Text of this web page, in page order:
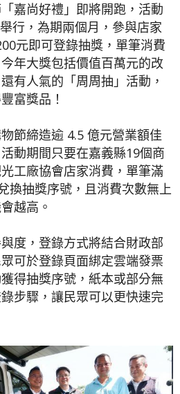
嘉尚好禮」即將開跑，活動
行，為期兩個月，參與店家
元即可登錄抽獎，單筆消費
年大獎包括價值百萬元的改
有人氣的「周周抽」活動，
富獎品！
節締造逾 4.5 億元營業額佳
動期間只要在嘉義縣19個商
工廠協會店家消費，單筆滿
換抽獎序號，且消費次數無上
越高。
度，登錄方式將結合財政部
可於登錄頁面綁定雲端發票
得抽獎序號，紙本或部分無
步驟，讓民眾可以更快速完